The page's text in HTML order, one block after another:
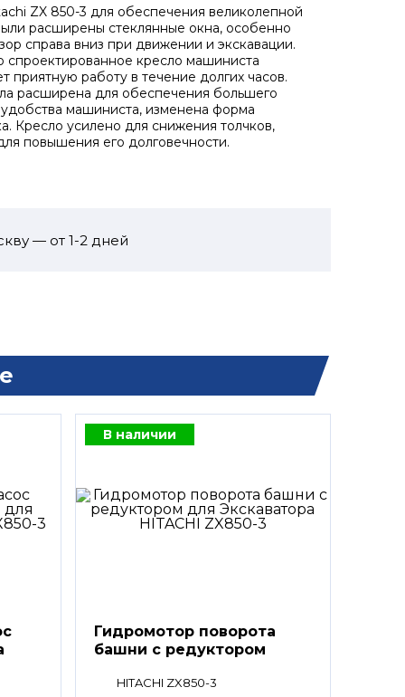
ZX 850-3 для обеспечения великолепной
расширены стеклянные окна, особенно
справа вниз при движении и экскавации.
спроектированное кресло машиниста
приятную работу в течение долгих часов.
расширена для обеспечения большего
машиниста, изменена форма
Кресло усилено для снижения толчков,
повышения его долговечности.
— от 1-2 дней
В наличии
Гидромотор поворота
башни с редуктором
HITACHI ZX850-3